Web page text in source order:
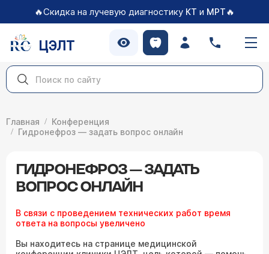
🔥Скидка на лучевую диагностику КТ и МРТ🔥
ЦЭЛТ
Главная
Конференция
Гидронефроз — задать вопрос онлайн
ГИДРОНЕФРОЗ — ЗАДАТЬ
ВОПРОС ОНЛАЙН
В связи с проведением технических работ время
ответа на вопросы увеличено
Вы находитесь на странице медицинской